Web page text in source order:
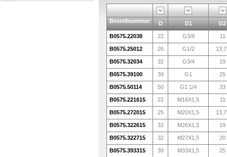
Bestellnummer D D1 D2
B0575.22038 22 G3/8 11
B0575.25012 26 G1/2
B0575.32034 32 G3/4 19
B0575.39100 39 G1 25
B0575.50114 50 G1 1/4 33
B0575.221615 22 M16X1,5 11
B0575.272015 25 M20X1,5
B0575.322615 32 M26X1,5 19
B0575.322715 32 M27X1,5 20
B0575.393315 39 M33X1,5 25